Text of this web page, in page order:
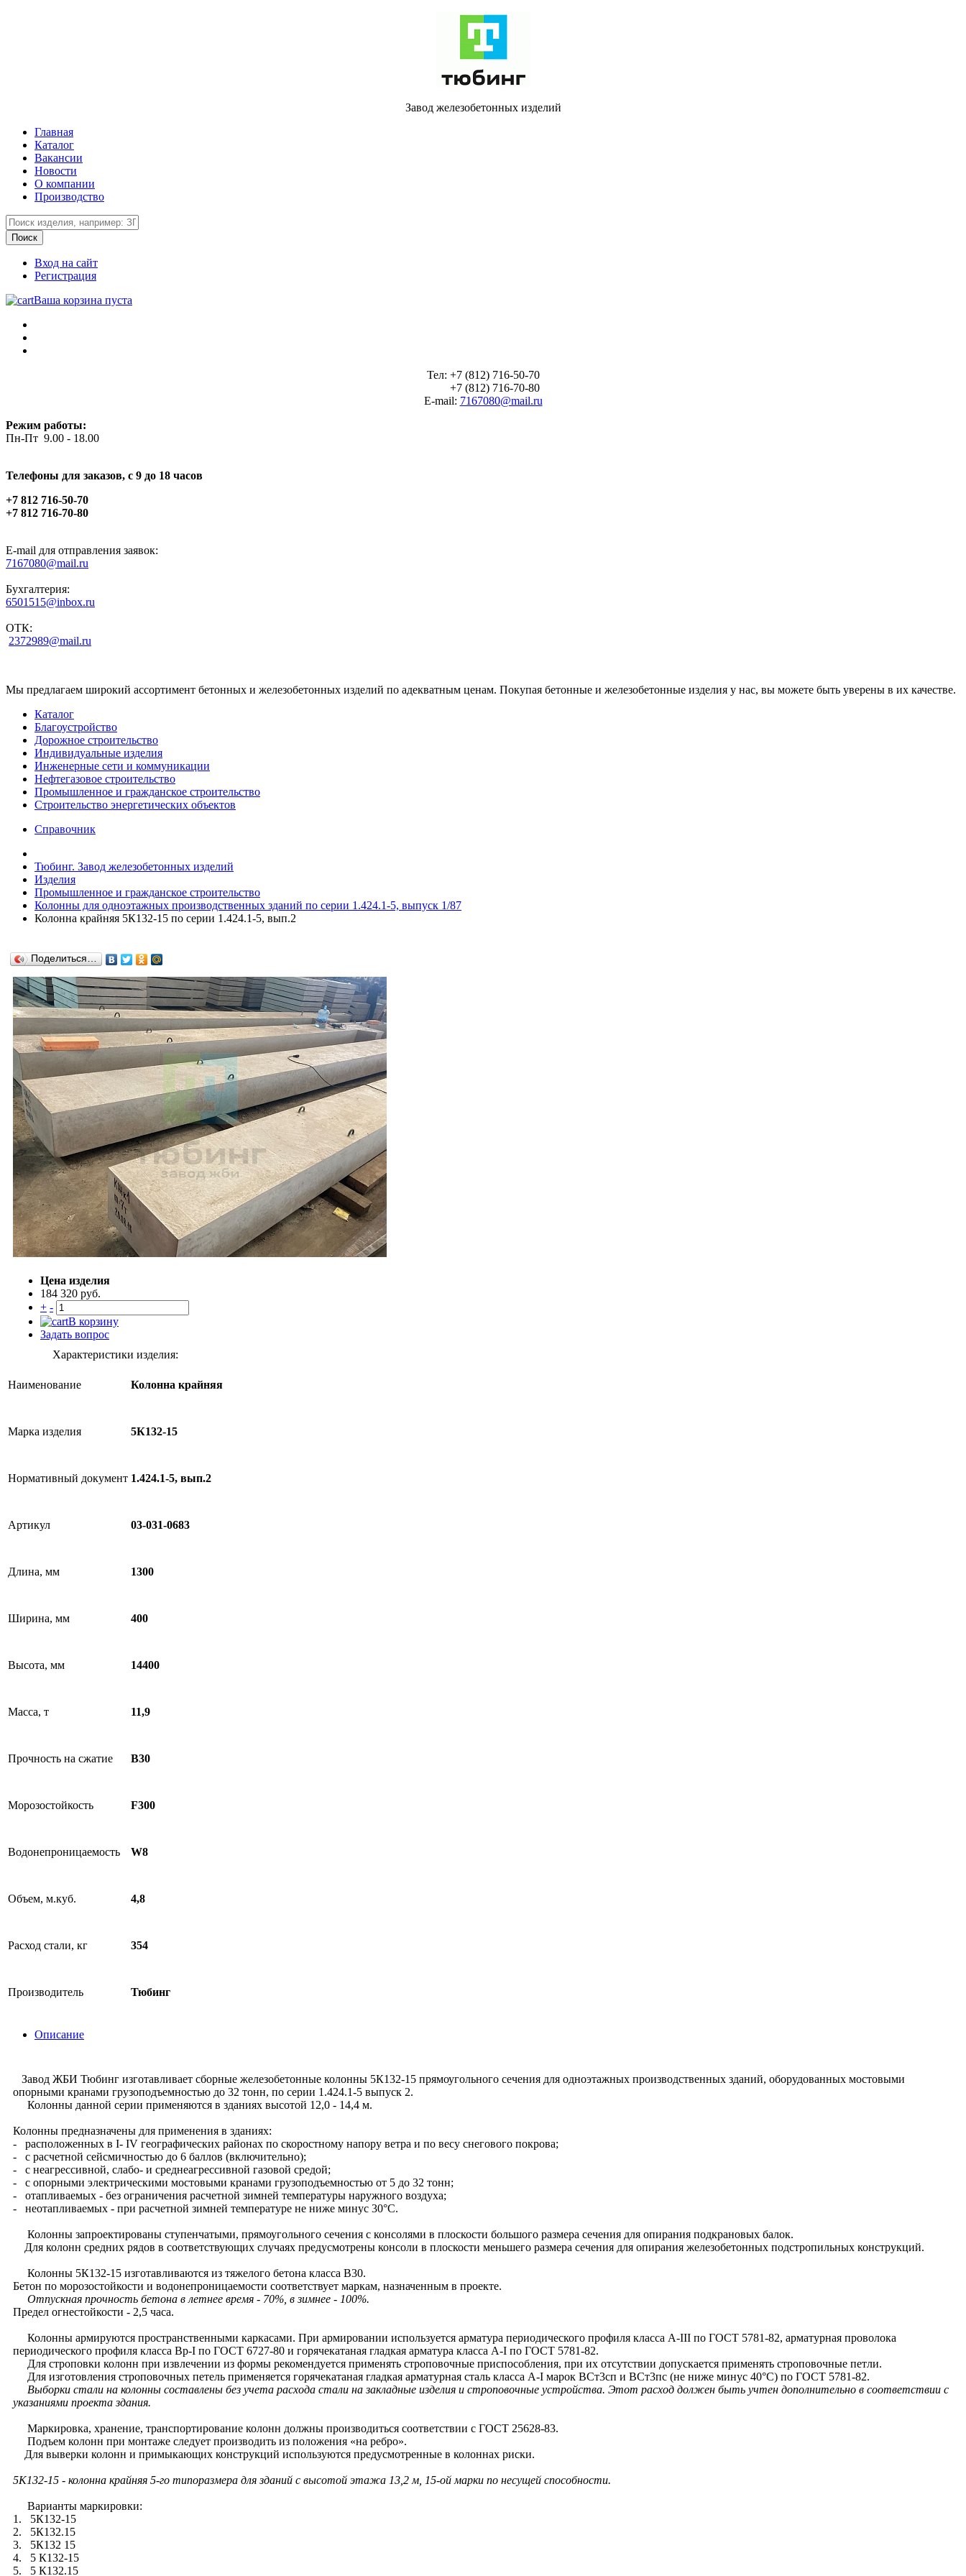
Завод железобетонных изделий
Главная
Каталог
Вакансии
Новости
О компании
Производство
Вход на сайт
Регистрация
Ваша корзина пуста
Тел: +7 (812) 716-50-70
+7 (812) 716-70-80
E-mail: 7167080@mail.ru
Режим работы:
Пн-Пт 9.00 - 18.00
Телефоны для заказов, c 9 до 18 часов
+7 812 716-50-70
+7 812 716-70-80
E-mail для отправления заявок:
7167080@mail.ru
Бухгалтерия:
6501515@inbox.ru
ОТК:
2372989@mail.ru
Мы предлагаем широкий ассортимент бетонных и железобетонных изделий по адекватным ценам. Покупая бетонные и железобетонные изделия у нас, вы можете быть уверены в их качестве.
Каталог
Благоустройство
Дорожное строительство
Индивидуальные изделия
Инженерные сети и коммуникации
Нефтегазовое строительство
Промышленное и гражданское строительство
Строительство энергетических объектов
Справочник
Тюбинг. Завод железобетонных изделий
Изделия
Промышленное и гражданское строительство
Колонны для одноэтажных производственных зданий по серии 1.424.1-5, выпуск 1/87
Колонна крайняя 5К132-15 по серии 1.424.1-5, вып.2
Поделиться…
Цена изделия
184 320 руб.
+ -
В корзину
Задать вопрос
Характеристики изделия:
Наименование Колонна крайняя
Марка изделия 5К132-15
Нормативный документ 1.424.1-5, вып.2
Артикул 03-031-0683
Длина, мм 1300
Ширина, мм 400
Высота, мм 14400
Масса, т 11,9
Прочность на сжатие B30
Морозостойкость F300
Водонепроницаемость W8
Объем, м.куб. 4,8
Расход стали, кг 354
Производитель Тюбинг
Описание
Завод ЖБИ Тюбинг изготавливает сборные железобетонные колонны 5К132-15 прямоугольного сечения для одноэтажных производственных зданий, оборудованных мостовыми
опорными кранами грузоподъемностью до 32 тонн, по серии 1.424.1-5 выпуск 2.
Колонны данной серии применяются в зданиях высотой 12,0 - 14,4 м.
Колонны предназначены для применения в зданиях:
- расположенных в I- IV географических районах по скоростному напору ветра и по весу снегового покрова;
- с расчетной сейсмичностью до 6 баллов (включительно);
- с неагрессивной, слабо- и среднеагрессивной газовой средой;
- с опорными электрическими мостовыми кранами грузоподъемностью от 5 до 32 тонн;
- отапливаемых - без ограничения расчетной зимней температуры наружного воздуха;
- неотапливаемых - при расчетной зимней температуре не ниже минус 30°С.
Колонны запроектированы ступенчатыми, прямоугольного сечения с консолями в плоскости большого размера сечения для опирания подкрановых балок.
Для колонн средних рядов в соответствующих случаях предусмотрены консоли в плоскости меньшего размера сечения для опирания железобетонных подстропильных конструкций.
Колонны 5К132-15 изготавливаются из тяжелого бетона класса В30.
Бетон по морозостойкости и водонепроницаемости соответствует маркам, назначенным в проекте.
Отпускная прочность бетона в летнее время - 70%, в зимнее - 100%.
Предел огнестойкости - 2,5 часа.
Колонны армируются пространственными каркасами. При армировании используется арматура периодического профиля класса A-III по ГОСТ 5781-82, арматурная проволока
периодического профиля класса Вр-I по ГОСТ 6727-80 и горячекатаная гладкая арматура класса A-I по ГОСТ 5781-82.
Для строповки колонн при извлечении из формы рекомендуется применять строповочные приспособления, при их отсутствии допускается применять строповочные петли.
Для изготовления строповочных петель применяется горячекатаная гладкая арматурная сталь класса A-I марок ВСт3сп и ВСт3пс (не ниже минус 40°С) по ГОСТ 5781-82.
Выборки стали на колонны составлены без учета расхода стали на закладные изделия и строповочные устройства. Этот расход должен быть учтен дополнительно в соответствии с
указаниями проекта здания.
Маркировка, хранение, транспортирование колонн должны производиться соответствии с ГОСТ 25628-83.
Подъем колонн при монтаже следует производить из положения «на ребро».
Для выверки колонн и примыкающих конструкций используются предусмотренные в колоннах риски.
5К132-15 - колонна крайняя 5-го типоразмера для зданий с высотой этажа 13,2 м, 15-ой марки по несущей способности.
Варианты маркировки:
1. 5К132-15
2. 5К132.15
3. 5К132 15
4. 5 К132-15
5. 5 К132.15